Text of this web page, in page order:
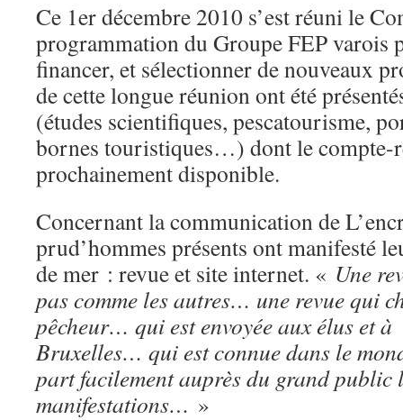
Ce 1er décembre 2010 s’est réuni le
programmation du Groupe FEP varois
financer, et sélectionner de nouveaux
de cette longue réunion ont été
(études scientifiques, pescatourisme,
bornes touristiques…) dont le compte-
prochainement disponible.
Concernant la communication de
prud’hommes présents ont manifesté
de mer : revue et site internet. « Une
pas comme les autres… une revue qui
pêcheur… qui est envoyée aux élus et
Bruxelles… qui est connue dans le
part facilement auprès du grand public
manifestations… »